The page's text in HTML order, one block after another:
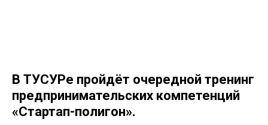
В ТУСУРе пройдёт очередной тренинг
предпринимательских компетенций
«Стартап-полигон».